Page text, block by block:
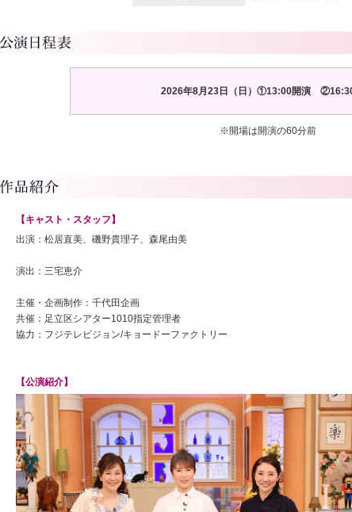
2026年8月23日（日）①13:00開演
※開場は開演の60分前
【キャスト・スタッフ】
出演：松居直美、磯野貴理子、森尾由美
演出：三宅恵介
主催・企画制作：千代田企画
共催：足立区シアター1010指定管理者
協力：フジテレビジョン/キョードーファクトリー
【公演紹介】